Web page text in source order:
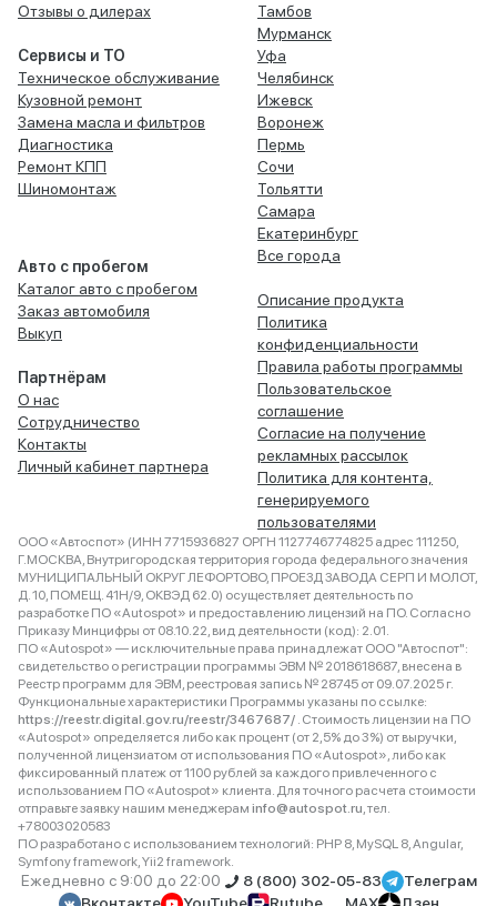
Отзывы о дилерах
Сервисы и ТО
Техническое обслуживание
Кузовной ремонт
Замена масла и фильтров
Диагностика
Ремонт КПП
Шиномонтаж
Авто с пробегом
Каталог авто с пробегом
Заказ автомобиля
Выкуп
Партнёрам
О нас
Сотрудничество
Контакты
Личный кабинет партнера
Тамбов
Мурманск
Уфа
Челябинск
Ижевск
Воронеж
Пермь
Сочи
Тольятти
Самара
Екатеринбург
Все города
Описание продукта
Политика
конфиденциальности
Правила работы программы
Пользовательское
соглашение
Согласие на получение
рекламных рассылок
Политика для контента,
генерируемого
пользователями
ООО «Автоспот» (ИНН 7715936827 ОРГН 1127746774825 адрес 111250,
Г.МОСКВА, Внутригородская территория города федерального значения
МУНИЦИПАЛЬНЫЙ ОКРУГ ЛЕФОРТОВО, ПРОЕЗД ЗАВОДА СЕРП И МОЛОТ,
Д. 10, ПОМЕЩ. 41Н/9, ОКВЭД 62.0) осуществляет деятельность по
разработке ПО «Autospot» и предоставлению лицензий на ПО. Согласно
Приказу Минцифры от 08.10.22, вид деятельности (код): 2.01.
ПО «Autospot» — исключительные права принадлежат ООО "Автоспот":
свидетельство о регистрации программы ЭВМ № 2018618687, внесена в
Реестр программ для ЭВМ, реестровая запись № 28745 от 09.07.2025 г.
Функциональные характеристики Программы указаны по ссылке:
https://reestr.digital.gov.ru/reestr/3467687/ . Стоимость лицензии на ПО
«Autospot» определяется либо как процент (от 2,5% до 3%) от выручки,
полученной лицензиатом от использования ПО «Autospot», либо как
фиксированный платеж от 1100 рублей за каждого привлеченного с
использованием ПО «Autospot» клиента. Для точного расчета стоимости
отправьте заявку нашим менеджерам info@autospot.ru, тел.
+78003020583
ПО разработано с использованием технологий: PHP 8, MySQL 8, Angular,
Symfony framework, Yii2 framework.
Ежедневно с 9:00 до 22:00 8 (800) 302-05-83
Телеграм